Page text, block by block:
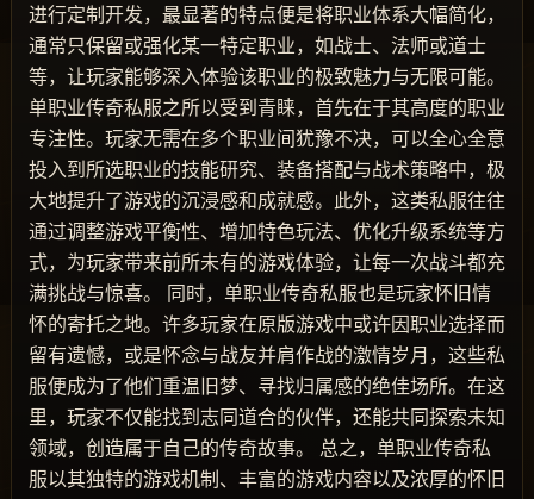
进行定制开发，最显著的特点便是将职业体系大幅简化，
通常只保留或强化某一特定职业，如战士、法师或道士
等，让玩家能够深入体验该职业的极致魅力与无限可能。
单职业传奇私服之所以受到青睐，首先在于其高度的职业
专注性。玩家无需在多个职业间犹豫不决，可以全心全意
投入到所选职业的技能研究、装备搭配与战术策略中，极
大地提升了游戏的沉浸感和成就感。此外，这类私服往往
通过调整游戏平衡性、增加特色玩法、优化升级系统等方
式，为玩家带来前所未有的游戏体验，让每一次战斗都充
满挑战与惊喜。 同时，单职业传奇私服也是玩家怀旧情
怀的寄托之地。许多玩家在原版游戏中或许因职业选择而
留有遗憾，或是怀念与战友并肩作战的激情岁月，这些私
服便成为了他们重温旧梦、寻找归属感的绝佳场所。在这
里，玩家不仅能找到志同道合的伙伴，还能共同探索未知
领域，创造属于自己的传奇故事。 总之，单职业传奇私
服以其独特的游戏机制、丰富的游戏内容以及浓厚的怀旧